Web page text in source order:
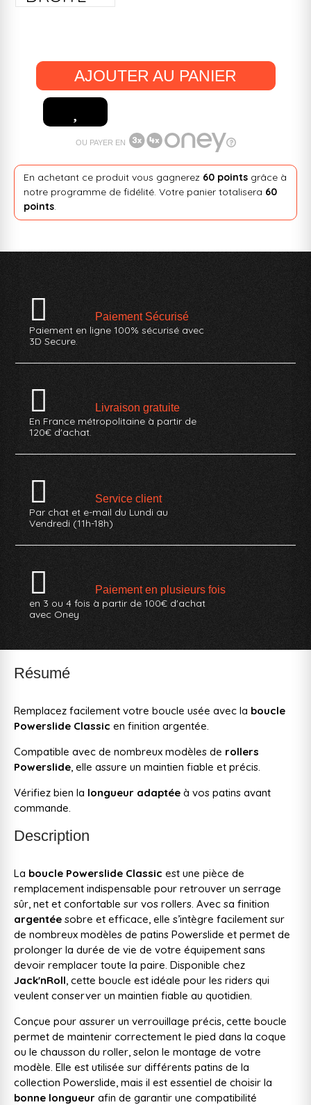
AJOUTER AU PANIER
OU PAYER EN
En achetant ce produit vous gagnerez 60 pointsgrâce à
notre programme de fidélité. Votre panier totalisera 60
points.
Paiement Sécurisé
Paiement en ligne 100% sécurisé avec
3D Secure.
Livraison gratuite
En France métropolitaine à partir de
120€ d'achat.
Service client
Par chat et e-mail du Lundi au
Vendredi (11h-18h)
Paiement en plusieurs fois
en 3 ou 4 fois à partir de 100€ d'achat
avec Oney
Résumé
Remplacez facilement votre boucle usée avec la boucle
Powerslide Classic en finition argentée.
Compatible avec de nombreux modèles de rollers
Powerslide, elle assure un maintien fiable et précis.
Vérifiez bien la longueur adaptée à vos patins avant
commande.
Description
La boucle Powerslide Classic est une pièce de
remplacement indispensable pour retrouver un serrage
sûr, net et confortable sur vos rollers. Avec sa finition
argentée sobre et efficace, elle s’intègre facilement sur
de nombreux modèles de patins Powerslide et permet de
prolonger la durée de vie de votre équipement sans
devoir remplacer toute la paire. Disponible chez
Jack'nRoll, cette boucle est idéale pour les riders qui
veulent conserver un maintien fiable au quotidien.
Conçue pour assurer un verrouillage précis, cette boucle
permet de maintenir correctement le pied dans la coque
ou le chausson du roller, selon le montage de votre
modèle. Elle est utilisée sur différents patins de la
collection Powerslide, mais il est essentiel de choisir la
bonne longueur afin de garantir une compatibilité